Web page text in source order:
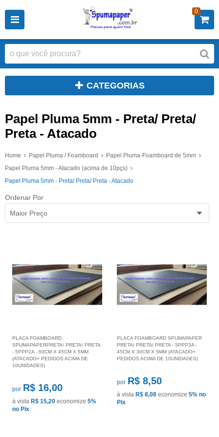
0
CATEGORIAS
Papel Pluma 5mm - Preta/ Preta/
Preta - Atacado
Home Papel Pluma / Foamboard
Papel Pluma-Foamboard de 5mm
Papel Pluma 5mm - Atacado (acima de 10pçs)
Papel Pluma 5mm - Preta/ Preta/ Preta - Atacado
Ordenar Por
Maior Preço
PLACA FOAMBOARD
SPUMAPAPERPRETA/ PRETA/ PRETA
- 5PPP2A - 60CM X 45CM X 5MM
(ATACADO= PEDIDOS ACIMA DE
10UNIDADES)
por R$ 16,00
à vista R$ 15,20 economize 5%
no Pix
PLACA FOAMBOARD SPUMAPAPER
PRETA/ PRETA/ PRETA - 5PPP3A -
45CM X 30CM X 5MM (ATACADO=
PEDIDOS ACIMA DE 10UNIDADES)
por R$ 8,50
à vista R$ 8,08 economize 5% no
Pix